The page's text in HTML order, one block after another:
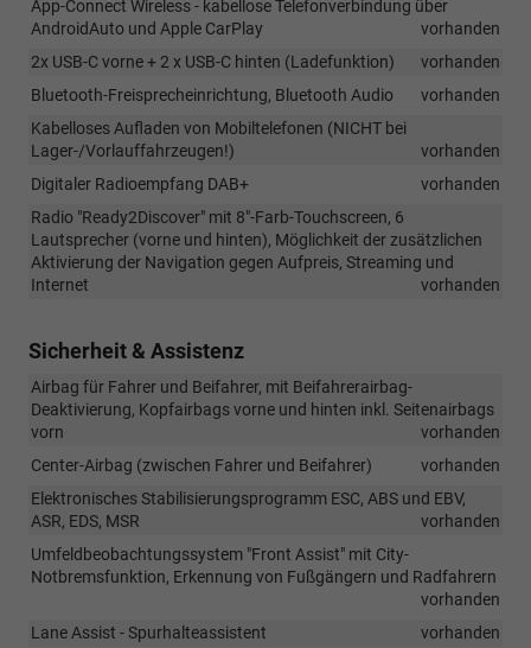
App-Connect Wireless - kabellose Telefonverbindung über
AndroidAuto und Apple CarPlay
vorhanden
2x USB-C vorne + 2 x USB-C hinten (Ladefunktion)
vorhanden
Bluetooth-Freisprecheinrichtung, Bluetooth Audio
vorhanden
Kabelloses Aufladen von Mobiltelefonen (NICHT bei
Lager-/Vorlauffahrzeugen!)
vorhanden
Digitaler Radioempfang DAB+
vorhanden
Radio "Ready2Discover" mit 8"-Farb-Touchscreen, 6
Lautsprecher (vorne und hinten), Möglichkeit der zusätzlichen
Aktivierung der Navigation gegen Aufpreis, Streaming und
Internet
vorhanden
Sicherheit & Assistenz
Airbag für Fahrer und Beifahrer, mit Beifahrerairbag-
Deaktivierung, Kopfairbags vorne und hinten inkl. Seitenairbags
vorn
vorhanden
Center-Airbag (zwischen Fahrer und Beifahrer)
vorhanden
Elektronisches Stabilisierungsprogramm ESC, ABS und EBV,
ASR, EDS, MSR
vorhanden
Umfeldbeobachtungssystem "Front Assist" mit City-
Notbremsfunktion, Erkennung von Fußgängern und Radfahrern
vorhanden
Lane Assist - Spurhalteassistent
vorhanden